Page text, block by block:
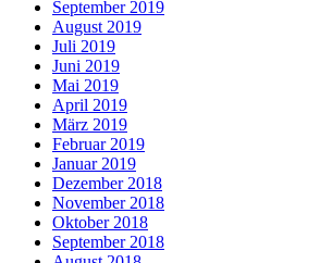
September 2019
August 2019
Juli 2019
Juni 2019
Mai 2019
April 2019
März 2019
Februar 2019
Januar 2019
Dezember 2018
November 2018
Oktober 2018
September 2018